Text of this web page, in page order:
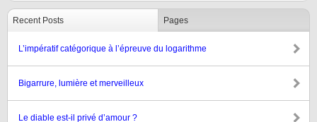
Recent Posts Pages
L’impératif catégorique à l’épreuve du logarithme
Bigarrure, lumière et merveilleux
Le diable est-il privé d’amour ?